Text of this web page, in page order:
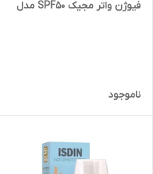
فیوژن واتر مجیک SPF50 مدل
ناموجود